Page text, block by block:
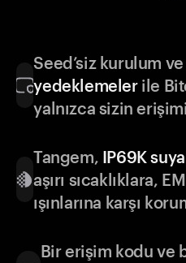
Seed’siz kurulum
yedeklemelerile
yalnızca sizin
Tangem, IP69K
aşırı sıcaklıklara,
ışınlarına karşı
Bir erişim kodu ve